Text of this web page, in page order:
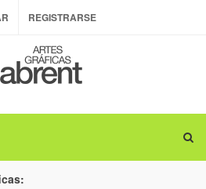
REGISTRARSE